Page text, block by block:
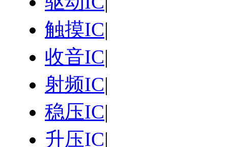
触摸IC|
收音IC|
射频IC|
稳压IC|
升压IC|